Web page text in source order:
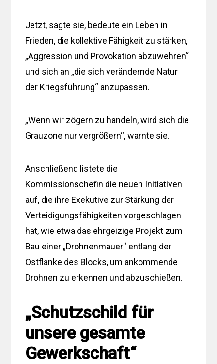
Jetzt, sagte sie, bedeute ein Leben in
Frieden, die kollektive Fähigkeit zu stärken,
„Aggression und Provokation abzuwehren“
und sich an „die sich verändernde Natur
der Kriegsführung“ anzupassen.
„Wenn wir zögern zu handeln, wird sich die
Grauzone nur vergrößern“, warnte sie.
Anschließend listete die
Kommissionschefin die neuen Initiativen
auf, die ihre Exekutive zur Stärkung der
Verteidigungsfähigkeiten vorgeschlagen
hat, wie etwa das ehrgeizige Projekt zum
Bau einer „Drohnenmauer“ entlang der
Ostflanke des Blocks, um ankommende
Drohnen zu erkennen und abzuschießen.
„Schutzschild für
unsere gesamte
Gewerkschaft“